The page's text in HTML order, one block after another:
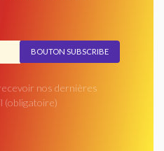
nos dernières
(obligatoire)